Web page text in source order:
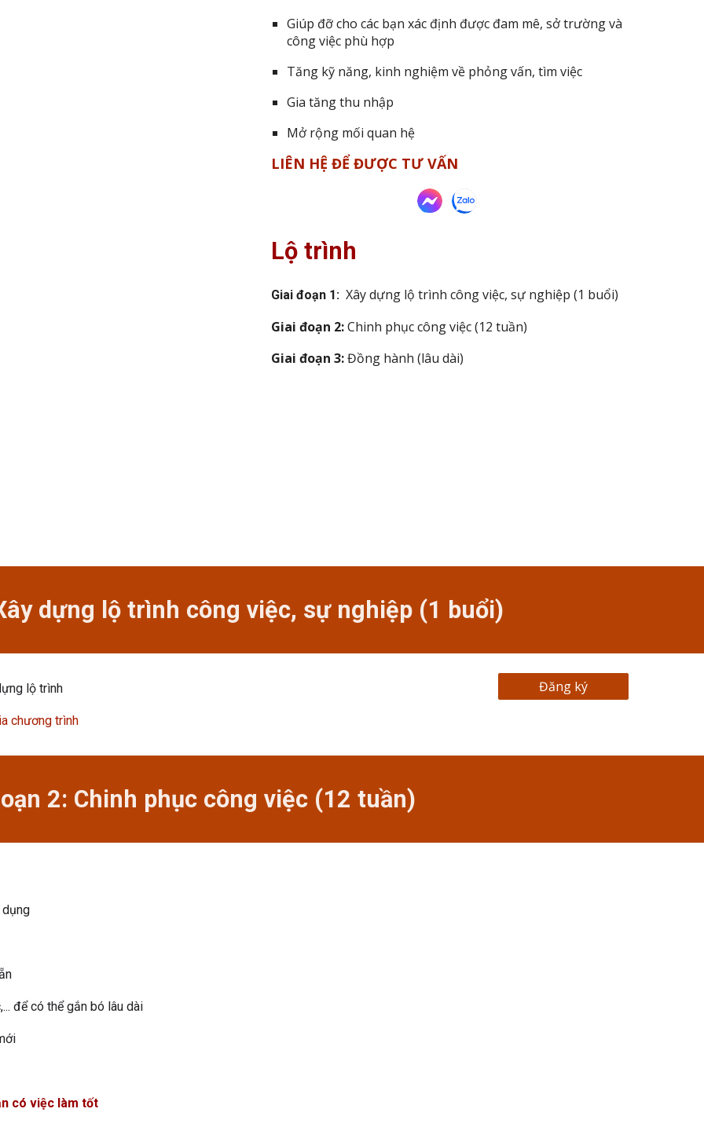
Giúp đỡ cho các bạnxác định được đam mê, sở trường và
công việc phù hợp
Tăng kỹ năng, kinh nghiệm về phỏng vấn, tìm việc
Gia tăng thu nhập
Mở rộng mối quan hệ
LIÊN HỆ ĐỂ ĐƯỢC TƯ VẤN
Lộ trình
Giai đoạn 1: Xây dựng lộ trình công việc, sự nghiệp (1 buổi)
Giai đoạn 2:Chinh phục công việc (12 tuần)
Giai đoạn 3:Đồng hành (lâu dài)
dựng lộ trình công việc, sự nghiệp (1 buổi)
lộ trình
chương trình
Đăng ký
2: Chinh phục công việc (12 tuần)
dụng
để có thể gắn bó lâu dài
có việc làm tốt